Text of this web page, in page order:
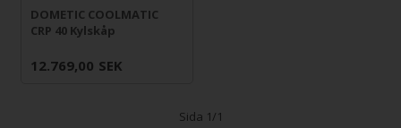
DOMETIC COOLMATIC
CRP 40 Kylskåp
12.769,00 SEK
Sida 1/1